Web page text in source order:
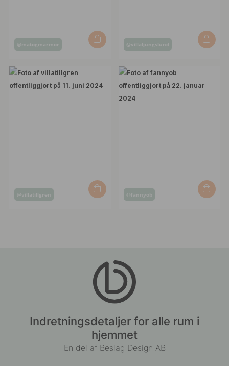
Opslag
af
@matogmarmor
Opslag
af
@villaljungslund
Opslag
@villatillgren
Opslag
@fannyob
Indretningsdetaljer for alle rum i
hjemmet
En del af Beslag Design AB